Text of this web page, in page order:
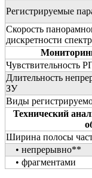
Регистрируемые
Скорость
дискретности
Чувствительность
Длительность
ЗУ
Виды
Технический
Ширина полосы
• непрерывно**
• фрагментами